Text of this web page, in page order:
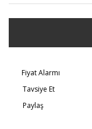
Fiyat Alarmı
Tavsiye Et
Paylaş